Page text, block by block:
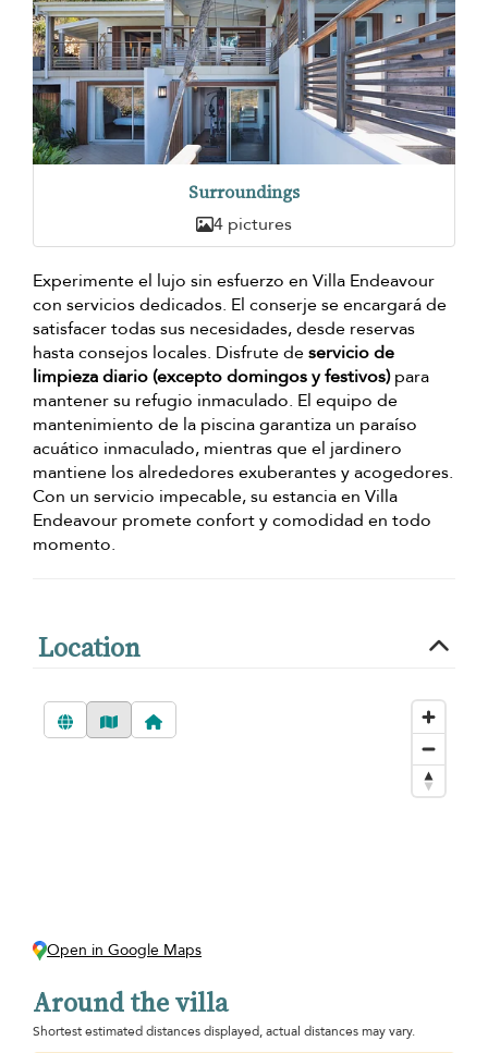
Surroundings
4 pictures
Experimente el lujo sin esfuerzo en Villa Endeavour
con servicios dedicados. El conserje se encargará de
satisfacer todas sus necesidades, desde reservas
hasta consejos locales. Disfrute deservicio de
limpieza diario (excepto domingos y festivos)para
mantener su refugio inmaculado. El equipo de
mantenimiento de la piscina garantiza un paraíso
acuático inmaculado, mientras que el jardinero
mantiene los alrededores exuberantes y acogedores.
Con un servicio impecable, su estancia en Villa
Endeavour promete confort y comodidad en todo
momento.
Location
Open in Google Maps
Around the villa
Shortest estimated distances displayed, actual distances may vary.